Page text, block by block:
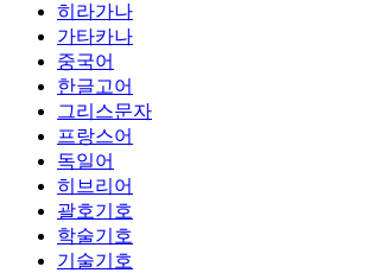
히라가나
가타카나
중국어
한글고어
그리스문자
프랑스어
독일어
히브리어
괄호기호
학술기호
기술기호